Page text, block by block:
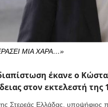
ΜΙΑ ΧΑΡΑ…»
έκανε ο
στον εκτελεστή
Στερεάς Ελλάδας, υποψήφιος